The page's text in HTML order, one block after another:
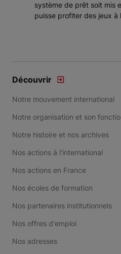
système de prêt soit mis
puisse profiter des jeux à
Découvrir
Notre mouvement international
Notre organisation et son
Notre histoire et nos archives
Nos actions à l'international
Nos actions en France
Nos écoles de formation
Nos partenaires institutionnels
Nos offres d'emploi
Nos adresses